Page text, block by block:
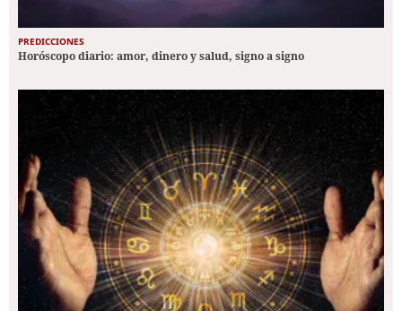
PREDICCIONES
Horóscopo diario: amor, dinero y salud, signo a signo